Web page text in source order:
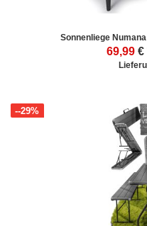
Sonnenliege
69,99 €
--29%